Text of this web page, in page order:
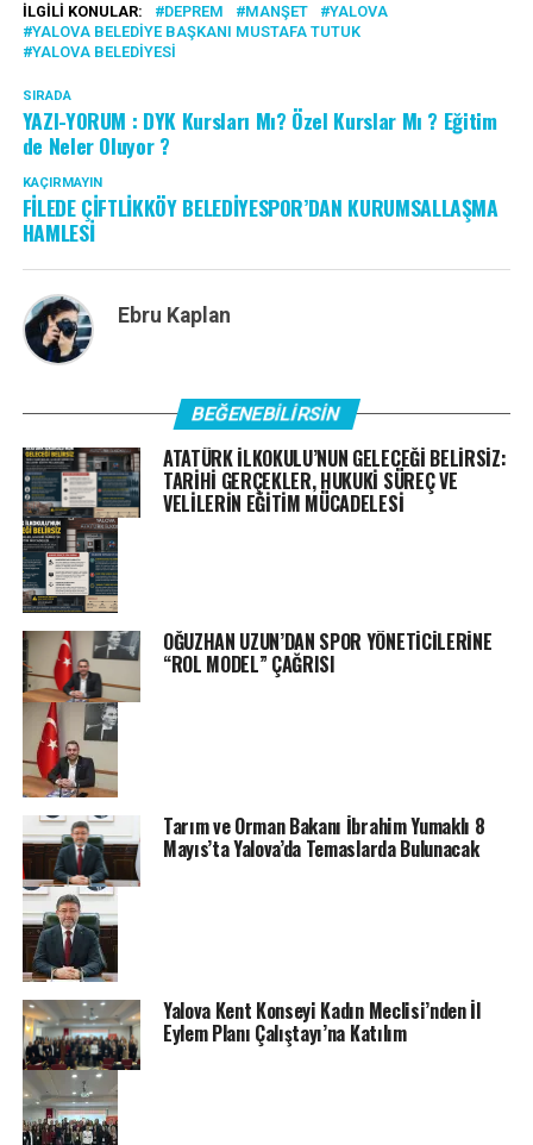
İLGILI KONULAR: DEPREM MANŞET
YALOVA
YALOVA BELEDIYE BAŞKANI MUSTAFA TUTUK
YALOVA BELEDIYESI
SIRADA
YAZI-YORUM : DYK Kursları Mı? Özel Kurslar Mı ? Eğitim
de Neler Oluyor ?
KAÇIRMAYIN
FİLEDE ÇİFTLİKKÖY BELEDİYESPOR’DAN KURUMSALLAŞMA
HAMLESİ
Ebru Kaplan
BEĞENEBILIRSIN
ATATÜRK İLKOKULU’NUN GELECEĞİ BELİRSİZ:
TARİHİ GERÇEKLER, HUKUKİ SÜREÇ VE
VELİLERİN EĞİTİM MÜCADELESİ
OĞUZHAN UZUN’DAN SPOR YÖNETİCİLERİNE
“ROL MODEL” ÇAĞRISI
Tarım ve Orman Bakanı İbrahim Yumaklı 8
Mayıs’ta Yalova’da Temaslarda Bulunacak
Yalova Kent Konseyi Kadın Meclisi’nden İl
Eylem Planı Çalıştayı’na Katılım